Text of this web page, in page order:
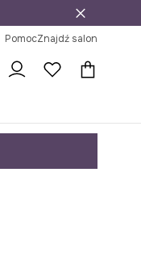
PomocZnajdź salon